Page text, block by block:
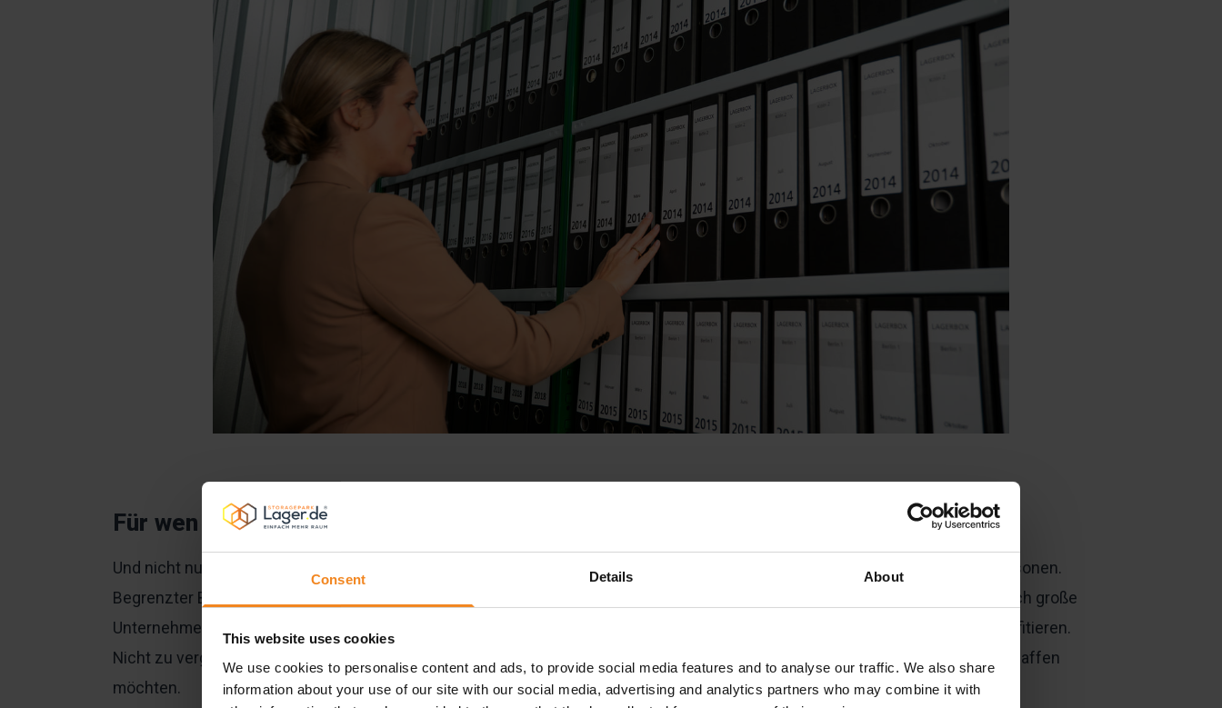
Consent Details About
This website uses cookies
We use cookies to personalise content and ads, to provide social media features and to analyse our traffic. We also share
information about your use of our site with our social media, advertising and analytics partners who may combine it with
Für wen lohnt sich die Aktenlagerung besonders?
Und nicht nur weil sie vielseitig Probleme vermeidet, eignet sich die Aktenlagerung für eine Vielzahl von Unternehmen und Personen.
Begrenzter Büroplatz ist ein weiterer Grund für die Dokumentenlagerung Storage bei Lager.de. Kleine, mittelständische und auch große
Unternehmen, die große Mengen an Dokumenten aufbewahren müssen, können von der externen Aktenlagerung erheblich profitieren.
Nicht zu vergessen sind Freiberufler und Selbstständige, die ihre Büroräume entlasten und Platz für produktive Tätigkeiten schaffen
möchten.